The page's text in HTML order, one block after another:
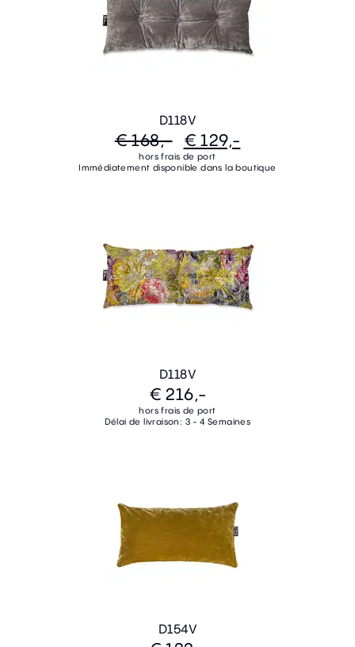
D118V
€ 168,- € 129,-
hors frais de port
Immédiatement disponible dans la boutique
D118V
€ 216,-
hors frais de port
Délai de livraison: 3 - 4 Semaines
D154V